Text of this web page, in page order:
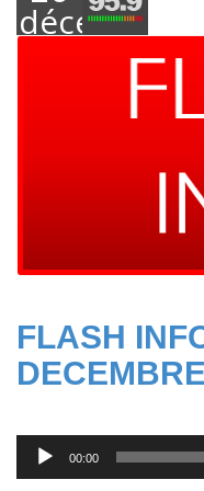
décembre
FLASH
Lecteur
audio
00:00